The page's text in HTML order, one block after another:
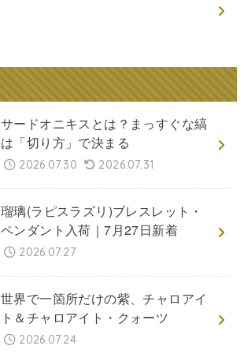
サードオニキスとは？まっすぐな縞
は「切り方」で決まる
2026.07.30 2026.07.31
瑠璃(ラピスラズリ)ブレスレット・
ペンダント入荷｜7月27日新着
2026.07.27
世界で一箇所だけの紫、チャロアイ
ト＆チャロアイト・クォーツ
2026.07.24